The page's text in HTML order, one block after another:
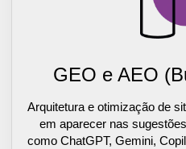
GEO e AEO
Arquitetura e otimização de
em aparecer nas
como ChatGPT, Gemini,